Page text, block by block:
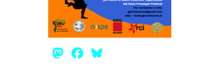
Mastodon
Facebook